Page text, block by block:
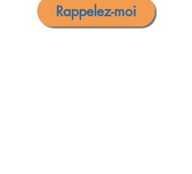
Rappelez-moi